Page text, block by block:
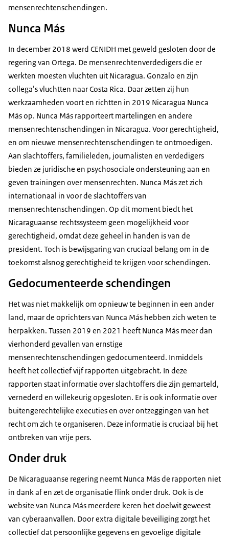
mensenrechtenschendingen.
Nunca Más
In december 2018 werd CENIDH met geweld gesloten door de
regering van Ortega. De mensenrechtenverdedigers die er
werkten moesten vluchten uit Nicaragua. Gonzalo en zijn
collega’s vluchtten naar Costa Rica. Daar zetten zij hun
werkzaamheden voort en richtten in 2019 Nicaragua Nunca
Más op. Nunca Más rapporteert martelingen en andere
mensenrechtenschendingen in Nicaragua. Voor gerechtigheid,
en om nieuwe mensenrechtenschendingen te ontmoedigen.
Aan slachtoffers, familieleden, journalisten en verdedigers
bieden ze juridische en psychosociale ondersteuning aan en
geven trainingen over mensenrechten. Nunca Más zet zich
internationaal in voor de slachtoffers van
mensenrechtenschendingen. Op dit moment biedt het
Nicaraguaanse rechtssysteem geen mogelijkheid voor
gerechtigheid, omdat deze geheel in handen is van de
president. Toch is bewijsgaring van cruciaal belang om in de
toekomst alsnog gerechtigheid te krijgen voor schendingen.
Gedocumenteerde schendingen
Het was niet makkelijk om opnieuw te beginnen in een ander
land, maar de oprichters van Nunca Más hebben zich weten te
herpakken. Tussen 2019 en 2021 heeft Nunca Más meer dan
vierhonderd gevallen van ernstige
mensenrechtenschendingen gedocumenteerd. Inmiddels
heeft het collectief vijf rapporten uitgebracht. In deze
rapporten staat informatie over slachtoffers die zijn gemarteld,
vernederd en willekeurig opgesloten. Er is ook informatie over
buitengerechtelijke executies en over ontzeggingen van het
recht om zich te organiseren. Deze informatie is cruciaal bij het
ontbreken van vrije pers.
Onder druk
De Nicaraguaanse regering neemt Nunca Más de rapporten niet
in dank af en zet de organisatie flink onder druk. Ook is de
website van Nunca Más meerdere keren het doelwit geweest
van cyberaanvallen. Door extra digitale beveiliging zorgt het
collectief dat persoonlijke gegevens en gevoelige digitale